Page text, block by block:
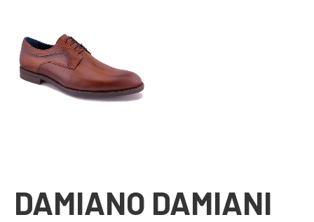
DAMIANO DAMIANI